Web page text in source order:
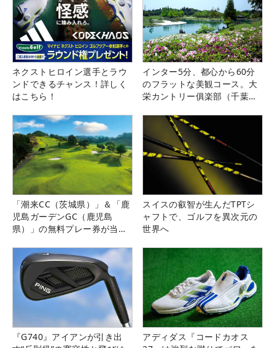
ネクストヒロイン選手とラウ
ンドできるチャンス！詳しく
はこちら！
インター5分、都心から60分
のフラットな美観コース。大
栄カントリー俱楽部（千葉
「潮来CC（茨城県）」＆「鹿
児島ガーデンGC（鹿児島
県）」の無料プレー券が当た
スイスの叡智が生んだTPTシ
ャフトで、ゴルフを異次元の
世界へ
『G740』アイアンが引き出
アディダス『コードカオス